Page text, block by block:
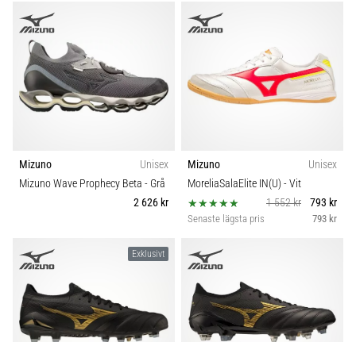
Mizuno
Unisex
Mizuno Wave Prophecy Beta - Grå
2 626 kr
Mizuno
Unisex
MoreliaSalaElite IN(U)- Vit
1 552 kr
793 kr
Senaste lägsta pris 793 kr
Exklusivt